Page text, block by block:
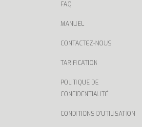
FAQ
MANUEL
CONTACTEZ-NOUS
TARIFICATION
POLITIQUE DE
CONFIDENTIALITÉ
CONDITIONS D'UTILISATION